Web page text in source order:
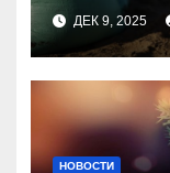
ДЕК 9, 2025
НОВОСТИ